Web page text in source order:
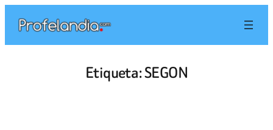
contenido
Etiqueta:SEGON